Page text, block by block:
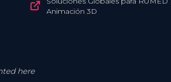
Animación 3D
here